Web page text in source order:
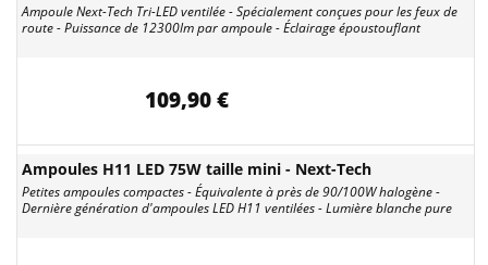
Ampoule Next-Tech Tri-LED ventilée - Spécialement conçues pour les feux de
route - Puissance de 12300lm par ampoule - Éclairage époustouflant
109,90 €
Ampoules H11 LED 75W taille mini - Next-Tech
Petites ampoules compactes - Équivalente à près de 90/100W halogène -
Dernière génération d'ampoules LED H11 ventilées - Lumière blanche pure